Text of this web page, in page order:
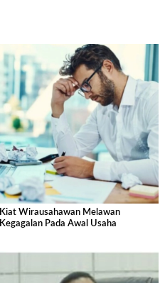
Kiat Wirausahawan Melawan
Kegagalan Pada Awal Usaha